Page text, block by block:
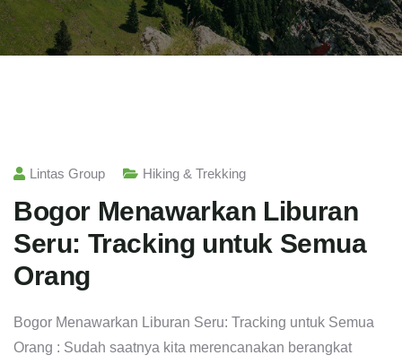
Lintas Group Hiking & Trekking
Bogor Menawarkan Liburan
Seru: Tracking untuk Semua
Orang
Bogor Menawarkan Liburan Seru: Tracking untuk Semua
Orang : Sudah saatnya kita merencanakan berangkat